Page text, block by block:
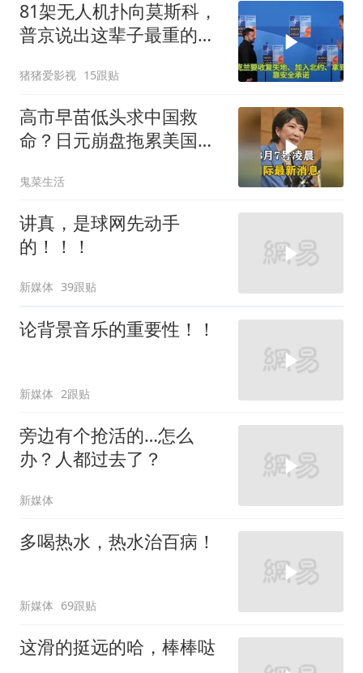
81架无人机扑向莫斯科，
普京说出这辈子最重的一
猪猪爱影视 15跟贴
高市早苗低头求中国救
命？日元崩盘拖累美国下
鬼菜生活
讲真，是球网先动手
的！！！
新媒体 39跟贴
论背景音乐的重要性！！
新媒体 2跟贴
旁边有个抢活的…怎么
办？人都过去了？
新媒体
多喝热水，热水治百病！
新媒体 69跟贴
这滑的挺远的哈，棒棒哒